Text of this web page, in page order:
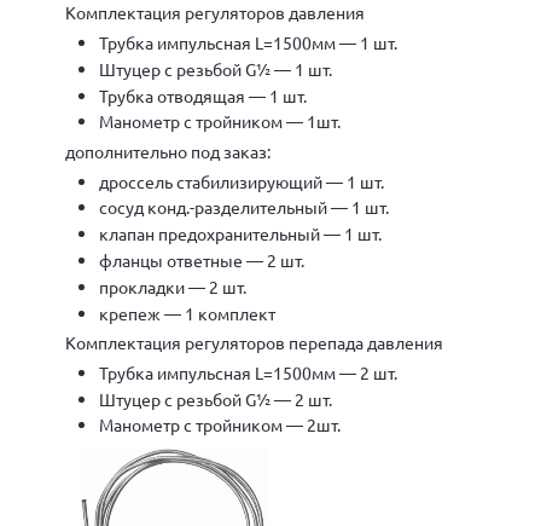
Комплектация регуляторов давления
Трубка импульсная L=1500мм — 1 шт.
Штуцер с резьбой G½ — 1 шт.
Трубка отводящая — 1 шт.
Манометр с тройником — 1шт.
дополнительно под заказ:
дроссель стабилизирующий — 1 шт.
сосуд конд.-разделительный — 1 шт.
клапан предохранительный — 1 шт.
фланцы ответные — 2 шт.
прокладки — 2 шт.
крепеж — 1 комплект
Комплектация регуляторов перепада давления
Трубка импульсная L=1500мм — 2 шт.
Штуцер с резьбой G½ — 2 шт.
Манометр с тройником — 2шт.